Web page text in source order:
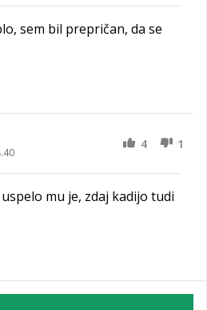
sem bil prepričan, da se
4 1
mu je, zdaj kadijo tudi